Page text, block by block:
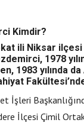
Kimdir?
ili Niksar
1978
1983 yılında
İşleri
İlçesi Çimil